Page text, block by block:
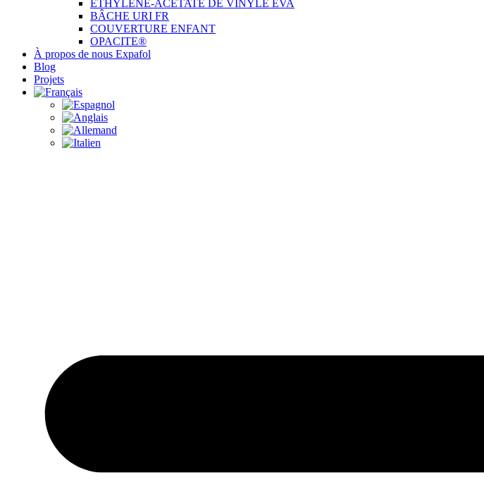
ÉTHYLÈNE-ACÉTATE DE VINYLE EVA
BÂCHE URI FR
COUVERTURE ENFANT
OPACITE®
À propos de nous Expafol
Blog
Projets